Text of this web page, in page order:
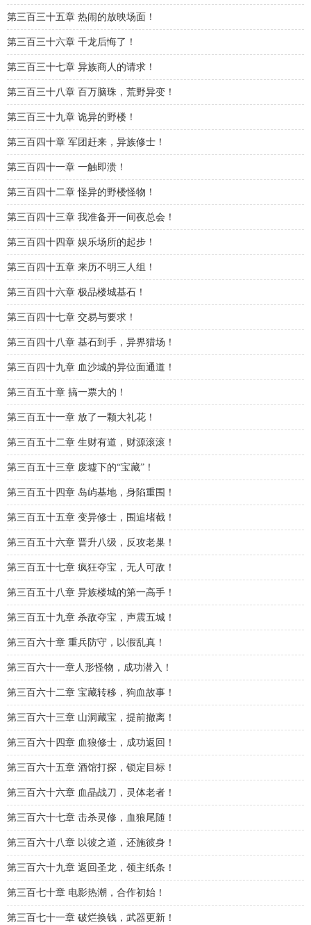
第三百三十五章 热闹的放映场面！
第三百三十六章 千龙后悔了！
第三百三十七章 异族商人的请求！
第三百三十八章 百万脑珠，荒野异变！
第三百三十九章 诡异的野楼！
第三百四十章 军团赶来，异族修士！
第三百四十一章 一触即溃！
第三百四十二章 怪异的野楼怪物！
第三百四十三章 我准备开一间夜总会！
第三百四十四章 娱乐场所的起步！
第三百四十五章 来历不明三人组！
第三百四十六章 极品楼城基石！
第三百四十七章 交易与要求！
第三百四十八章 基石到手，异界猎场！
第三百四十九章 血沙城的异位面通道！
第三百五十章 搞一票大的！
第三百五十一章 放了一颗大礼花！
第三百五十二章 生财有道，财源滚滚！
第三百五十三章 废墟下的“宝藏”！
第三百五十四章 岛屿基地，身陷重围！
第三百五十五章 变异修士，围追堵截！
第三百五十六章 晋升八级，反攻老巢！
第三百五十七章 疯狂夺宝，无人可敌！
第三百五十八章 异族楼城的第一高手！
第三百五十九章 杀敌夺宝，声震五城！
第三百六十章 重兵防守，以假乱真！
第三百六十一章人形怪物，成功潜入！
第三百六十二章 宝藏转移，狗血故事！
第三百六十三章 山洞藏宝，提前撤离！
第三百六十四章 血狼修士，成功返回！
第三百六十五章 酒馆打探，锁定目标！
第三百六十六章 血晶战刀，灵体老者！
第三百六十七章 击杀灵修，血狼尾随！
第三百六十八章 以彼之道，还施彼身！
第三百六十九章 返回圣龙，领主纸条！
第三百七十章 电影热潮，合作初始！
第三百七十一章 破烂换钱，武器更新！